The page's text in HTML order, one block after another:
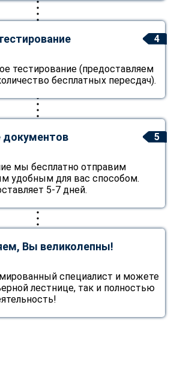
4
тестирование (предоставляем
бесплатных пересдач).
5
документов
мы бесплатно отправим
удобным для вас способом.
5-7 дней.
Вы великолепны!
специалист и можете
лестнице, так и полностью
любой удобный мессенджер!
WhatsApp